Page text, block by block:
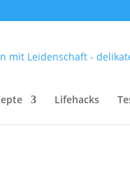
Lifehacks